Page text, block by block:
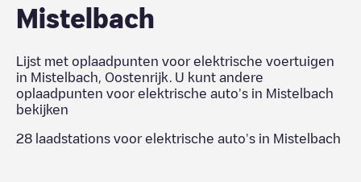
Mistelbach
Lijst met oplaadpunten voor elektrische voertuigen
in Mistelbach Oostenrijk
. U kunt andere
oplaadpunten voor elektrische auto's in Mistelbach
bekijken
28 laadstations voor elektrische auto's in Mistelbach